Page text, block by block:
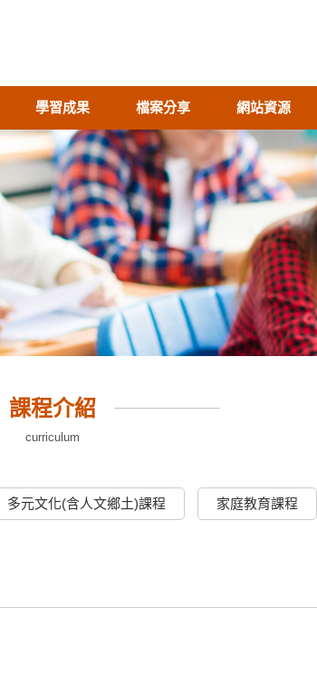
學習成果 檔案分享 網站資源
課程介紹
curriculum
多元文化(含人文鄉土)課程 家庭教育課程